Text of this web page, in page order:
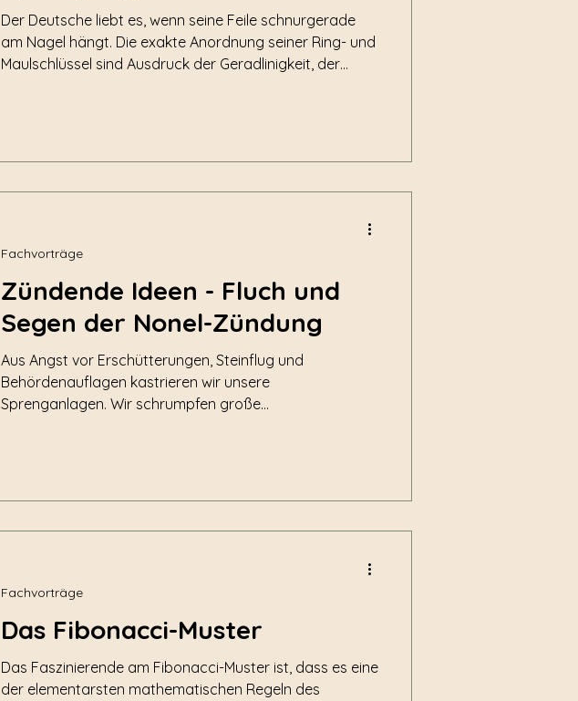
Der Deutsche liebt es, wenn seine Feile schnurgerade
am Nagel hängt. Die exakte Anordnung seiner Ring- und
Maulschlüssel sind Ausdruck der Geradlinigkeit, der
Zündende Ideen - Fluch und
Segen der Nonel-Zündung
Aus Angst vor Erschütterungen, Steinflug und
Behördenauflagen kastrieren wir unsere
Sprenganlagen. Wir schrumpfen große
Fachvorträge
Das Fibonacci-Muster
Das Faszinierende am Fibonacci-Muster ist, dass es eine
der elementarsten mathematischen Regeln des
Fachvorträge